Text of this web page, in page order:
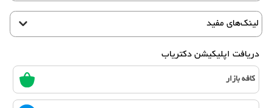
لینک‌های مفید
دریافت اپلیکیشن دکتریاب
کافه بازار